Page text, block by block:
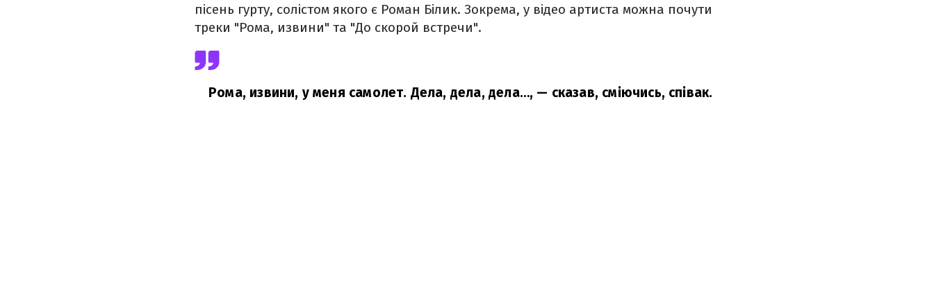
пісень гурту, солістом якого є Роман Білик. Зокрема, у відео артиста можна почути
треки "Рома, извини" та "До скорой встречи".
Рома, извини, у меня самолет. Дела, дела, дела…, — сказав, сміючись, співак.